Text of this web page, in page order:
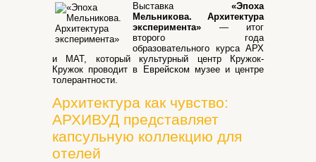
Выставка «Эпоха
Мельникова. Архитектура
эксперимента» — итог
второго года
образовательного курса АРХ
и МАТ, который культурный центр Кружок-
Кружок проводит в Еврейском музее и центре
толерантности.
Архитектура как чувство:
АРХИВУД представляет
капсульную коллекцию для
отелей